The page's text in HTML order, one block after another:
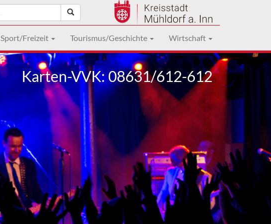
Sport/Freizeit Tourismus/Geschichte Wirtschaft
Karten-VVK: 08631/612-612